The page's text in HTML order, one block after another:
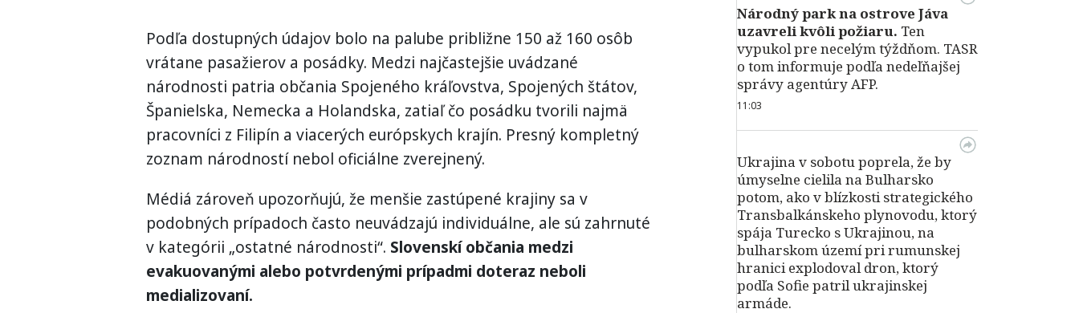
Podľa dostupných údajov bolo na palube približne 150 až 160 osôb
vrátane pasažierov a posádky. Medzi najčastejšie uvádzané
národnosti patria občania Spojeného kráľovstva, Spojených štátov,
Španielska, Nemecka a Holandska, zatiaľ čo posádku tvorili najmä
pracovníci z Filipín a viacerých európskych krajín. Presný kompletný
zoznam národností nebol oficiálne zverejnený.
Médiá zároveň upozorňujú, že menšie zastúpené krajiny sa v
podobných prípadoch často neuvádzajú individuálne, ale sú zahrnuté
v kategórii „ostatné národnosti“. Slovenskí občania medzi
evakuovanými alebo potvrdenými prípadmi doteraz neboli
medializovaní.
Národný park na ostrove Jáva
uzavreli kvôli požiaru. Ten
vypukol pre necelým týždňom. TASR
o tom informuje podľa nedeľňajšej
správy agentúry AFP.
11:03
Ukrajina v sobotu poprela, že by
úmyselne cielila na Bulharsko
potom, ako v blízkosti strategického
Transbalkánskeho plynovodu, ktorý
spája Turecko s Ukrajinou, na
bulharskom území pri rumunskej
hranici explodoval dron, ktorý
podľa Sofie patril ukrajinskej
armáde.